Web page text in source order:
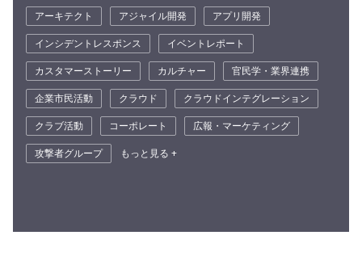
アーキテクト アジャイル開発
アプリ開発
インシデントレスポンス
イベントレポート
カスタマーストーリー
カルチャー
官民学・業界連携
企業市民活動
クラウド
クラウドインテグレーション
クラブ活動
コーポレート
広報・マーケティング
攻撃者グループ
もっと見る +